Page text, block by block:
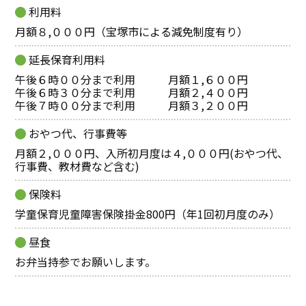
利用料
月額８,０００円（宝塚市による減免制度有り）
延長保育利用料
午後６時００分まで利用 月額１,６００円
午後６時３０分まで利用 月額２,４００円
午後７時００分まで利用 月額３,２００円
おやつ代、行事費等
月額２,０００円、入所初月度は４,０００円(おやつ代、
行事費、教材費など含む)
保険料
学童保育児童障害保険掛金800円（年1回初月度のみ）
昼食
お弁当持参でお願いします。